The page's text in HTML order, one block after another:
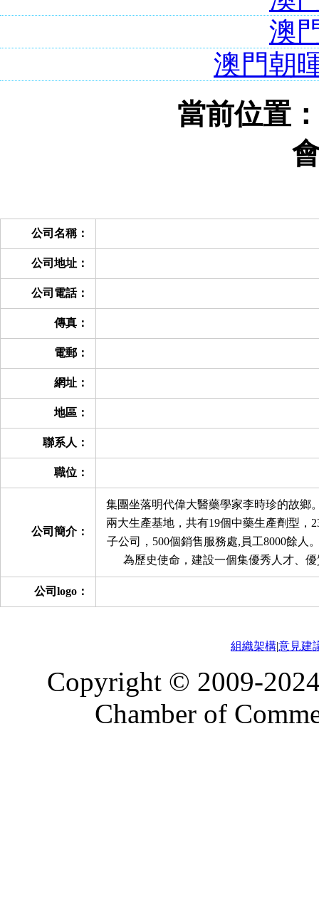
澳
澳門朝
當前位置：
公司名稱：
公司地址：
公司電話：
傳真：
電郵：
網址：
地區：
聯系人：
職位：
公司簡介：
集團坐落明代偉大醫藥學家李時珍的故鄉
兩大生產基地，共有19個中藥生產劑型，
子公司，500個銷售服務處,員工8000餘人
為歷史使命，建設一個集優秀人才、
公司logo：
組織架構|意見建
Copyright © 2009-
Chamber of